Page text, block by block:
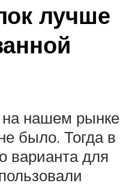
лучше
нашем рынке
было. Тогда в
варианта для